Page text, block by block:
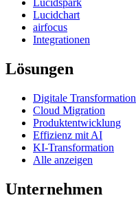
Lucidspark
Lucidchart
airfocus
Integrationen
Lösungen
Digitale Transformation
Cloud Migration
Produktentwicklung
Effizienz mit AI
KI-Transformation
Alle anzeigen
Unternehmen